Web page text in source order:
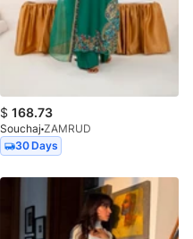
$ 168.73
Souchaj ZAMRUD
30 Days